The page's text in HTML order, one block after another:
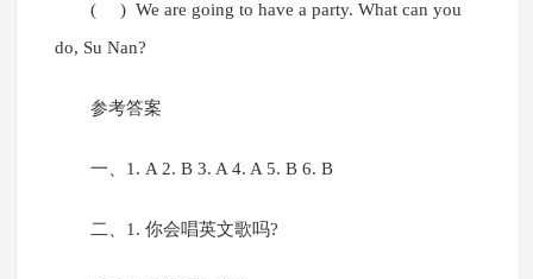
( ) We are going to have a party. What can you
do, Su Nan?
参考答案
一、1. A 2. B 3. A 4. A 5. B 6. B
二、1. 你会唱英文歌吗?